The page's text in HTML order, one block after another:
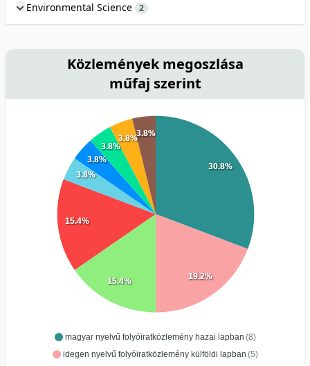
Environmental Science 2
Közlemények megoszlása
műfaj szerint
magyar nyelvű folyóiratközlemény hazai lapban (8)
idegen nyelvű folyóiratközlemény külföldi lapban (5)
30.8%
19.2%
15.4%
15.4%
3.8%
3.8%
3.8%
3.8%3.8%